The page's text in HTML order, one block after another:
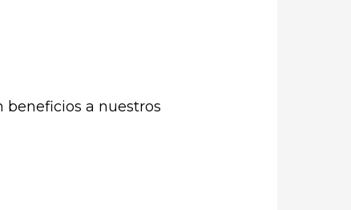
beneficios a nuestros